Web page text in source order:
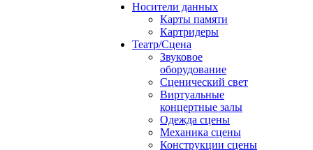
Носители данных
Карты памяти
Картридеры
Театр/Сцена
Звуковое
оборудование
Сценический свет
Виртуальные
концертные залы
Одежда сцены
Механика сцены
Конструкции сцены